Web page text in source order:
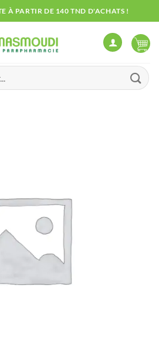
À PARTIR DE 140 TND D'ACHATS !